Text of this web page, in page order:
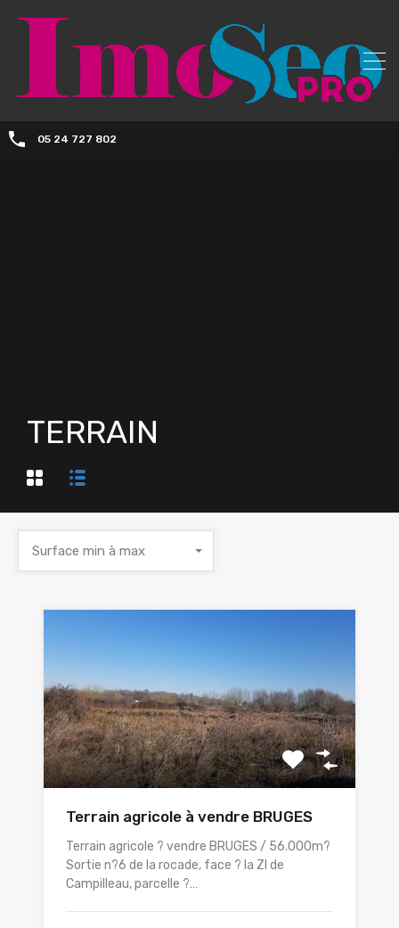
05 24 727 802
TERRAIN
Surface min à max
Terrain agricole à vendre BRUGES
Terrain agricole ? vendre BRUGES / 56.000m?
Sortie n?6 de la rocade, face ? la ZI de
Campilleau, parcelle ?…